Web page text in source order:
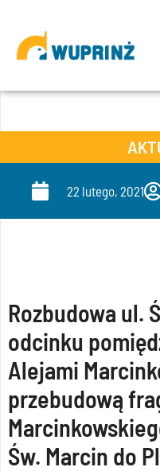
22 lutego, 2021
Rozbudowa ul.
odcinku
Alejami
przebudową
Św. Marcin do